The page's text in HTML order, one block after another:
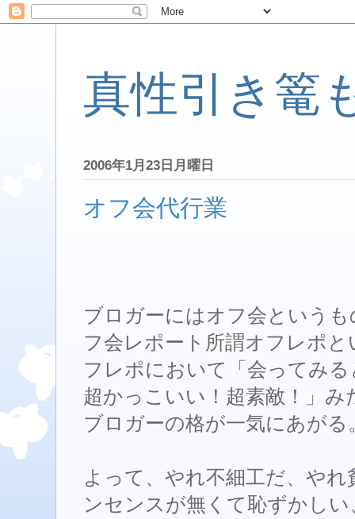
真性引き篭
2006年1月23日月曜日
オフ会代行業
ブロガーにはオフ会という
フ会レポート所謂オフレポ
フレポにおいて「会ってみ
超かっこいい！超素敵！」
ブロガーの格が一気にあがる
よって、やれ不細工だ、や
ンセンスが無くて恥ずかし